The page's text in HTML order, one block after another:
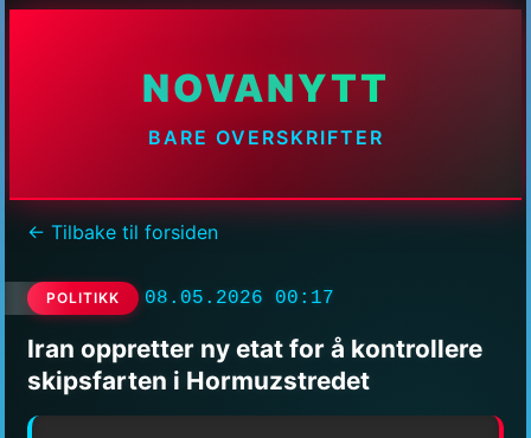
NOVANYTT
BARE OVERSKRIFTER
← Tilbake til forsiden
POLITIKK 08.05.2026 00:17
Iran oppretter ny etat for å kontrollere
skipsfarten i Hormuzstredet